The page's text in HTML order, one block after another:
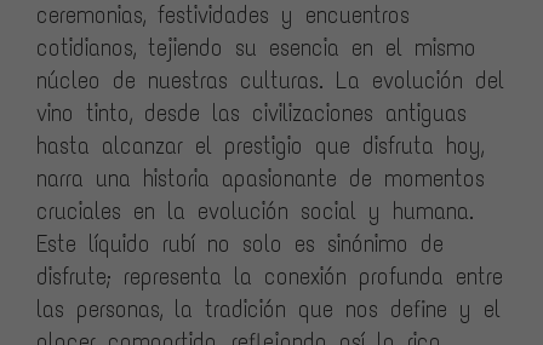
ceremonias, festividades y encuentros
cotidianos, tejiendo su esencia en el mismo
núcleo de nuestras culturas. La evolución del
vino tinto, desde las civilizaciones antiguas
hasta alcanzar el prestigio que disfruta hoy,
narra una historia apasionante de momentos
cruciales en la evolución social y humana.
Este líquido rubí no solo es sinónimo de
disfrute; representa la conexión profunda entre
las personas, la tradición que nos define y el